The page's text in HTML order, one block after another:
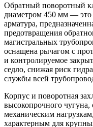
Обратный поворотный
диаметром 450 мм — это
арматура,
предотвращения
магистральных
оснащена рычагом с
и контролируемое
седло, снижая риск
службы всей
Корпус и поворотная
высокопрочного
механическим
характерным для